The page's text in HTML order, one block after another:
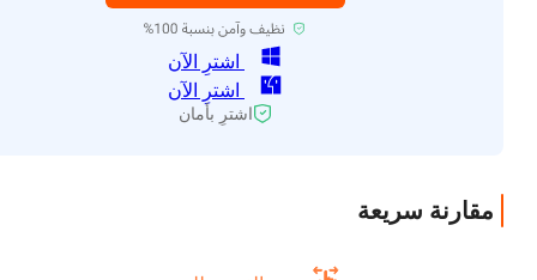
اشترِ الآن
اشترِ الآن
اشترِ بأمان
مقارنة سريعة